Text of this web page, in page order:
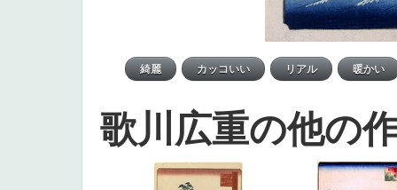
歌川広重の他の